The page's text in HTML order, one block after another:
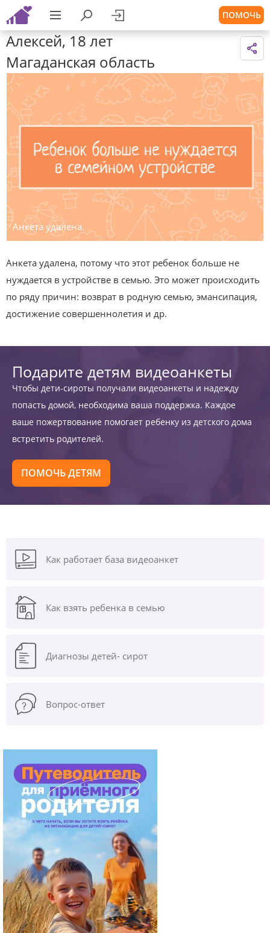
ПОМОЧЬ
Алексей, 18 лет
Магаданская область
Анкета удалена.
Анкета удалена, потому что этот ребенок больше не
нуждается в устройстве в семью. Это может происходить
по ряду причин: возврат в родную семью, эмансипация,
достижение совершеннолетия и др.
Подарите детям видеоанкеты
Чтобы дети-сироты получали видеоанкеты и надежду
попасть домой, необходима ваша поддержка. Каждое
ваше пожертвование помогает ребенку из детского дома
встретить родителей.
ПОМОЧЬ ДЕТЯМ
Как работает база видеоанкет
Как взять ребенка в семью
Диагнозы детей- сирот
Вопрос-ответ